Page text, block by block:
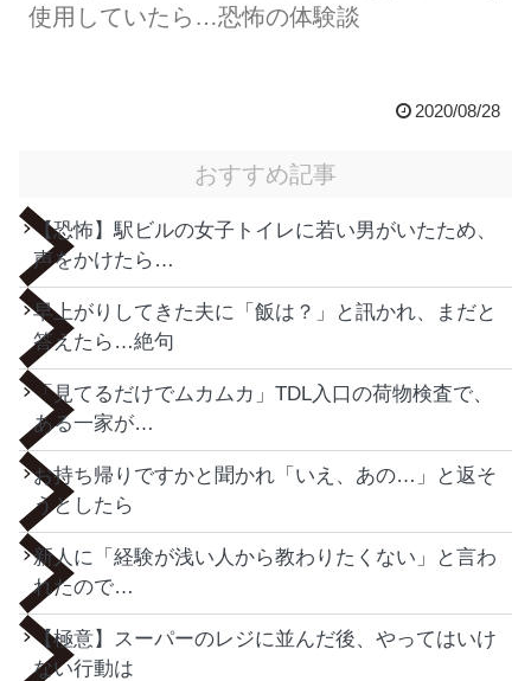
使用していたら…恐怖の体験談
2020/08/28
おすすめ記事
【恐怖】駅ビルの女子トイレに若い男がいたため、
声をかけたら…
早上がりしてきた夫に「飯は？」と訊かれ、まだと
答えたら…絶句
「見てるだけでムカムカ」TDL入口の荷物検査で、
ある一家が…
お持ち帰りですかと聞かれ「いえ、あの…」と返そ
うとしたら
新人に「経験が浅い人から教わりたくない」と言わ
れたので…
【極意】スーパーのレジに並んだ後、やってはいけ
ない行動は